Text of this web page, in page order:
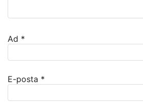
Ad *
E-posta *